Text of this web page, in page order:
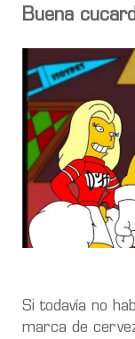
Buena
Si todavía no
marca de